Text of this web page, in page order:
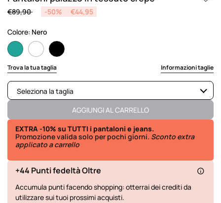
Price reduced from
€89,90to -50% €44,95
Colore: Nero
Trova la tua taglia Informazioni taglie
Seleziona la taglia
Disponibile
Disponibile
AGGIUNGI AL CARRELLO
EXTRA -10% su TUTTI i pantaloni e jeans.
Promozione valida solo per pochi giorni. Sconto extra
applicato a carrello
+44 Punti fedeltà Oltre
Accumula punti facendo shopping: otterrai dei crediti da
utilizzare sui tuoi prossimi acquisti.